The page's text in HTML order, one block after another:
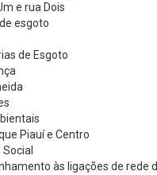
e rua Dois
esgoto
de Esgoto
Piauí e Centro
às ligações de rede